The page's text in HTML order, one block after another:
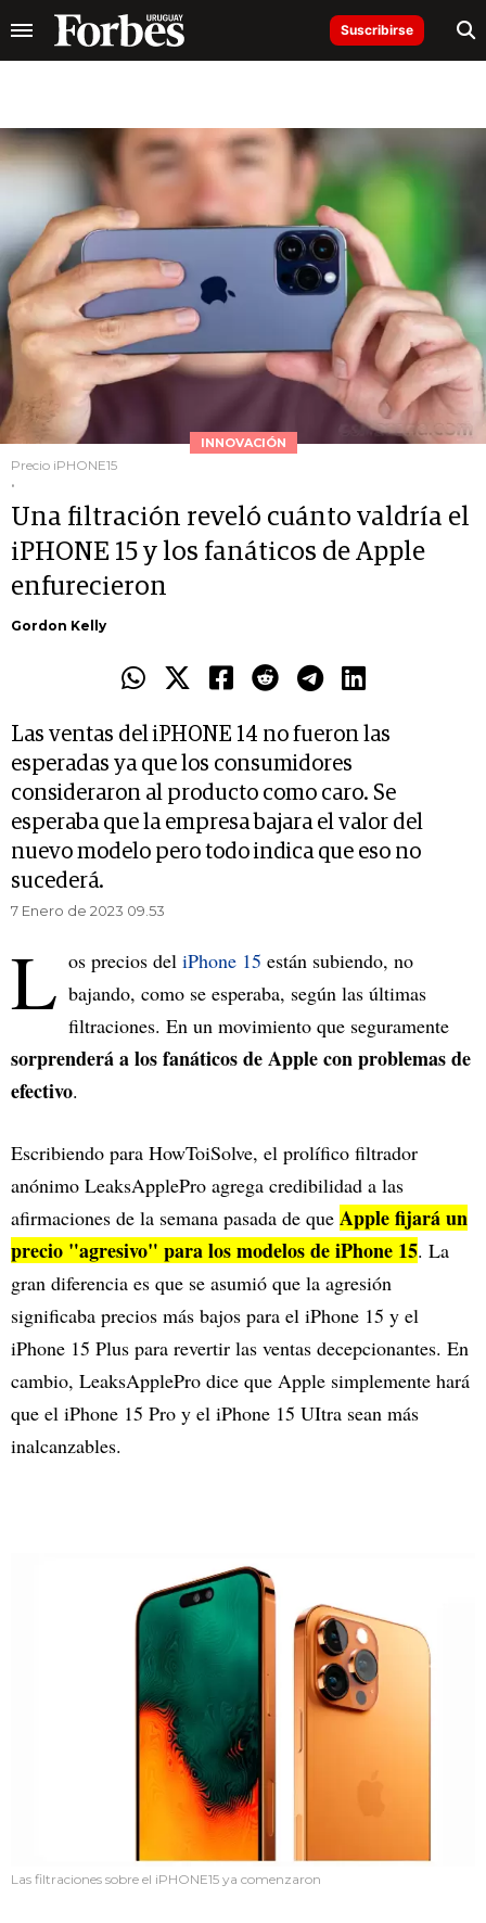
Suscribirse
INNOVACIÓN
Precio iPHONE15
.
Una filtración reveló cuánto valdría el
iPHONE 15 y los fanáticos de Apple
enfurecieron
Gordon Kelly
Las ventas del iPHONE 14 no fueron las
esperadas ya que los consumidores
consideraron al producto como caro. Se
esperaba que la empresa bajara el valor del
nuevo modelo pero todo indica que eso no
sucederá.
7 Enero de 2023 09.53
L os precios del iPhone 15 están subiendo, no
bajando, como se esperaba, según las últimas
filtraciones. En un movimiento que seguramente
sorprenderá a los fanáticos de Apple con problemas de
efectivo.
Escribiendo para HowToiSolve, el prolífico filtrador
anónimo LeaksApplePro agrega credibilidad a las
afirmaciones de la semana pasada de que Apple fijará un
precio "agresivo" para los modelos de iPhone 15. La
gran diferencia es que se asumió que la agresión
significaba precios más bajos para el iPhone 15 y el
iPhone 15 Plus para revertir las ventas decepcionantes. En
cambio, LeaksApplePro dice que Apple simplemente hará
que el iPhone 15 Pro y el iPhone 15 UItra sean más
inalcanzables.
Las filtraciones sobre el iPHONE15 ya comenzaron